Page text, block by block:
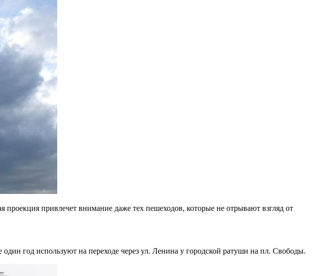
проекция привлечет внимание даже тех пешеходов, которые не отрывают взгляд от
год используют на переходе через ул. Ленина у городской ратуши на пл. Свободы.